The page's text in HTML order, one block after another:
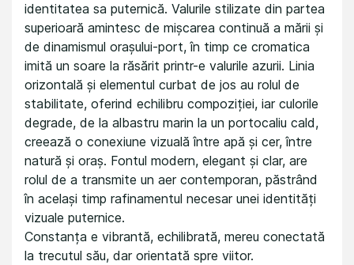
identitatea sa puternică. Valurile stilizate din partea
superioară amintesc de mișcarea continuă a mării și
de dinamismul orașului-port, în timp ce cromatica
imită un soare la răsărit printr-e valurile azurii. Linia
orizontală și elementul curbat de jos au rolul de
stabilitate, oferind echilibru compoziției, iar culorile
degrade, de la albastru marin la un portocaliu cald,
creează o conexiune vizuală între apă și cer, între
natură și oraș. Fontul modern, elegant și clar, are
rolul de a transmite un aer contemporan, păstrând
în același timp rafinamentul necesar unei identități
vizuale puternice.
Constanța e vibrantă, echilibrată, mereu conectată
la trecutul său, dar orientată spre viitor.